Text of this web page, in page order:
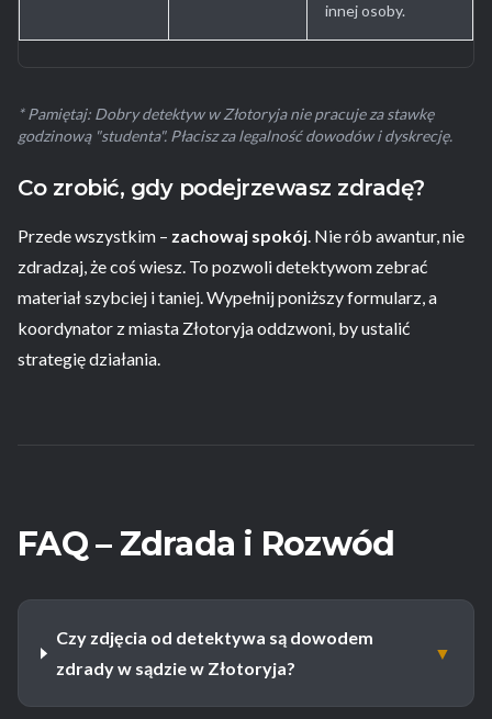
innej osoby.
* Pamiętaj: Dobry detektyw w Złotoryja nie pracuje za stawkę
godzinową "studenta". Płacisz za legalność dowodów i dyskrecję.
Co zrobić, gdy podejrzewasz zdradę?
Przede wszystkim – zachowaj spokój. Nie rób awantur, nie
zdradzaj, że coś wiesz. To pozwoli detektywom zebrać
materiał szybciej i taniej. Wypełnij poniższy formularz, a
koordynator z miasta Złotoryja oddzwoni, by ustalić
strategię działania.
FAQ – Zdrada i Rozwód
Czy zdjęcia od detektywa są dowodem
zdrady w sądzie w Złotoryja?
▼